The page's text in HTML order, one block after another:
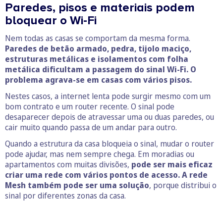
Paredes, pisos e materiais podem
bloquear o Wi-Fi
Nem todas as casas se comportam da mesma forma.
Paredes de betão armado, pedra, tijolo maciço,
estruturas metálicas e isolamentos com folha
metálica dificultam a passagem do sinal Wi-Fi. O
problema agrava-se em casas com vários pisos.
Nestes casos, a internet lenta pode surgir mesmo com um
bom contrato e um router recente. O sinal pode
desaparecer depois de atravessar uma ou duas paredes, ou
cair muito quando passa de um andar para outro.
Quando a estrutura da casa bloqueia o sinal, mudar o router
pode ajudar, mas nem sempre chega. Em moradias ou
apartamentos com muitas divisões, pode ser mais eficaz
criar uma rede com vários pontos de acesso. A rede
Mesh também pode ser uma solução, porque distribui o
sinal por diferentes zonas da casa.